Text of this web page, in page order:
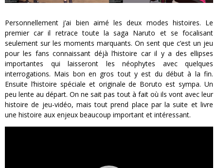
Personnellement j’ai bien aimé les deux modes histoires. Le
premier car il retrace toute la saga Naruto et se focalisant
seulement sur les moments marquants. On sent que c’est un jeu
pour les fans connaissant déjà l’histoire car il y a des ellipses
importantes qui laisseront les néophytes avec quelques
interrogations. Mais bon en gros tout y est du début à la fin.
Ensuite l’histoire spéciale et originale de Boruto est sympa. Un
peu lente au départ. On ne sait pas tout à fait où ils vont avec leur
histoire de jeu-vidéo, mais tout prend place par la suite et livre
une histoire aux enjeux beaucoup important et intéressant.